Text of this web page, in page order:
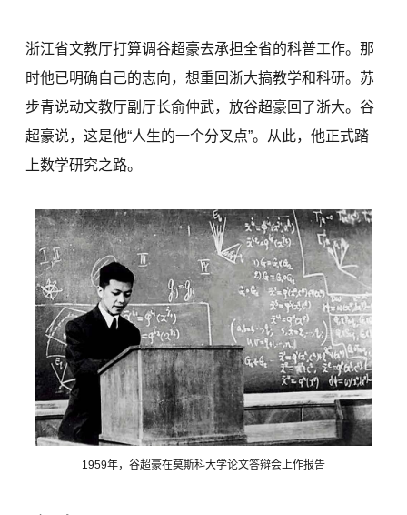
浙江省文教厅打算调谷超豪去承担全省的科普工作。那
时他已明确自己的志向，想重回浙大搞教学和科研。苏
步青说动文教厅副厅长俞仲武，放谷超豪回了浙大。谷
超豪说，这是他“人生的一个分叉点”。从此，他正式踏
上数学研究之路。
1959年，谷超豪在莫斯科大学论文答辩会上作报告